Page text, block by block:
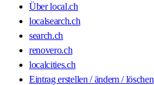
Über local.ch
localsearch.ch
search.ch
renovero.ch
localcities.ch
Eintrag erstellen / ändern / löschen